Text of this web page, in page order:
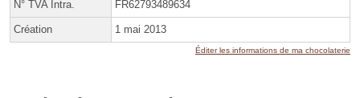
N° TVA Intra. FR62793489634
Création 1 mai 2013
Éditer les informations de ma chocolaterie